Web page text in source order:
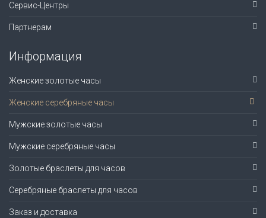
Сервис-Центры
Партнерам
Информация
Женские золотые часы
Женские серебряные часы
Мужские золотые часы
Мужские серебряные часы
Золотые браслеты для часов
Серебряные браслеты для часов
Заказ и доставка